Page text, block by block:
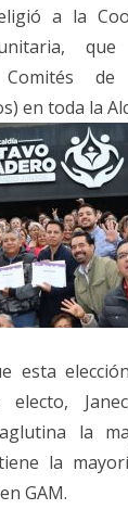
a la
de
en toda la
esta
la
la
GAM.